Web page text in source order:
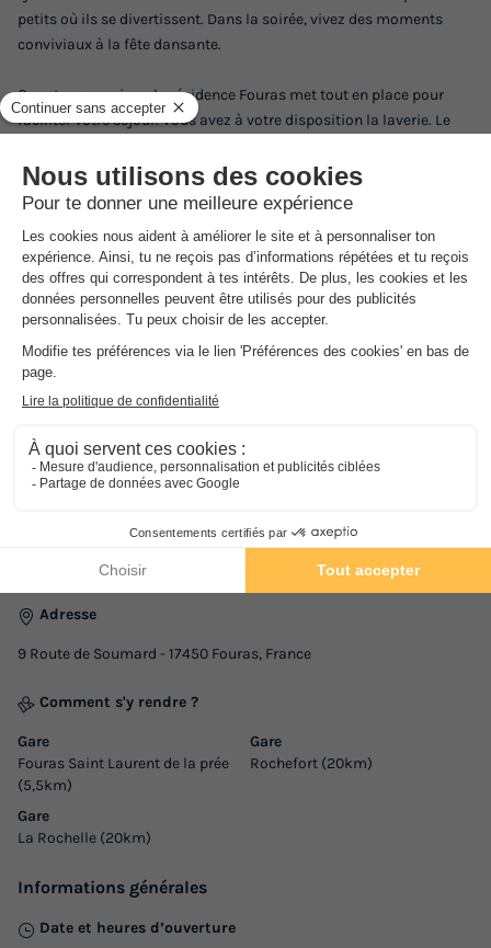
petits où ils se divertissent. Dans la soirée, vivez des moments
conviviaux à la fête dansante.
Quant aux services, la résidence Fouras met tout en place pour
faciliter votre séjour. Vous avez à votre disposition la laverie. Le
dispose également d'un bar pour vos cocktails et boissons
fraîches. La bibliothèque vous accueille pour une détente lecture.
Bonà savoir
Information pratique
Adresse
9 Route de Soumard - 17450 Fouras, France
Comment s'y rendre ?
Gare
Fouras Saint Laurent de la prée
(5,5km)
Gare
Rochefort (20km)
Gare
La Rochelle (20km)
Informations générales
Date et heures d’ouverture